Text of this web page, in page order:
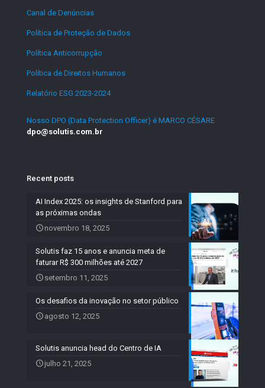
Canal de Denúncias
Política de Proteção de Dados
Política Anticorrupção
Política de Direitos Humanos
Relatório ESG 2023-2024.
Nosso DPO (Data Protection Officer) é MARCO CÉSARE
dpo@solutis.com.br
Recent posts
AI Index 2025: os insights de Stanford para
as próximas ondas
novembro 18, 2025
Solutis faz 15 anos e anuncia meta de
faturar R$ 300 milhões até 2027
setembro 11, 2025
Os desafios da inovação no setor público
agosto 12, 2025
Solutis anuncia head do Centro de IA
julho 21, 2025